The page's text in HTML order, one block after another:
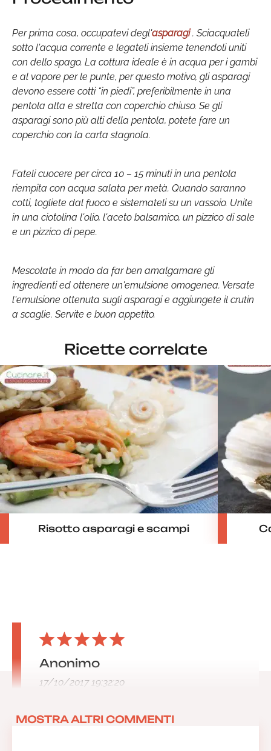
Per prima cosa, occupatevi degl'asparagi. Sciacquateli
sotto l'acqua corrente e legateli insieme tenendoli uniti
con dello spago. La cottura ideale è in acqua per i gambi
e al vapore per le punte, per questo motivo, gli asparagi
devono essere cotti “in piedi”, preferibilmente in una
pentola alta e stretta con coperchio chiuso. Se gli
asparagi sono più alti della pentola, potete fare un
coperchio con la carta stagnola.
Fateli cuocere per circa 10 – 15 minuti in una pentola
riempita con acqua salata per metà. Quando saranno
cotti, togliete dal fuoco e sistemateli su un vassoio. Unite
in una ciotolina l'olio, l'aceto balsamico, un pizzico di sale
e un pizzico di pepe.
Mescolate in modo da far ben amalgamare gli
ingredienti ed ottenere un'emulsione omogenea. Versate
l'emulsione ottenuta sugli asparagi e aggiungete il crutin
a scaglie. Servite e buon appetito.
Ricette correlate
Risotto asparagi e scampi
Anonimo
17/10/2017 19:32:20
MOSTRA ALTRI COMMENTI